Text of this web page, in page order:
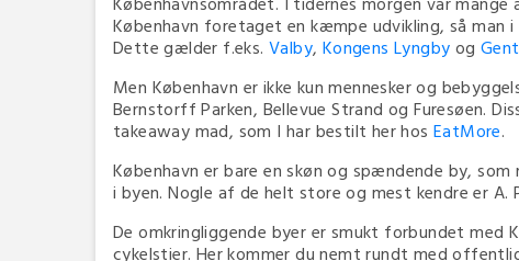
København foretaget en kæmpe udvikling, så man
Dette gælder f.eks. Valby, Kongens Lyngby og
Men København er ikke kun mennesker og
Bernstorff Parken, Bellevue Strand og Furesøen.
takeaway mad, som I har bestilt her hos EatMore.
København er bare en skøn og spændende by,
i byen. Nogle af de helt store og mest kendre er A.
De omkringliggende byer er smukt forbundet med
cykelstier. Her kommer du nemt rundt med